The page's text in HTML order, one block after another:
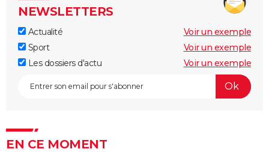
NEWSLETTERS
Actualité
Voir un exemple
Sport
Voir un exemple
Les dossiers d'actu
Voir un exemple
EN CE MOMENT